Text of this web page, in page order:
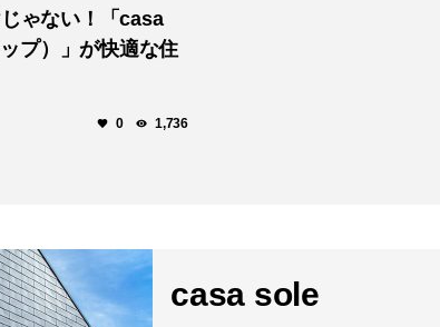
ゃない！「casa
プ）」が快適な住
0 1,736
casa sole